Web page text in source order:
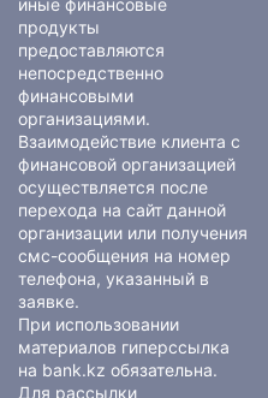
иные финансовые
продукты
предоставляются
непосредственно
финансовыми
организациями.
Взаимодействие клиента с
финансовой организацией
осуществляется после
перехода на сайт данной
организации или получения
смс-сообщения на номер
телефона, указанный в
заявке.
При использовании
материалов гиперссылка
на bank.kz обязательна.
Для рассылки